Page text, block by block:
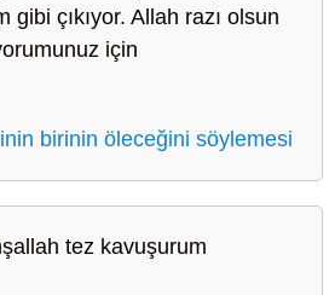
gibi çıkıyor. Allah razı olsun
için
birinin öleceğini söylemesi
tez kavuşurum